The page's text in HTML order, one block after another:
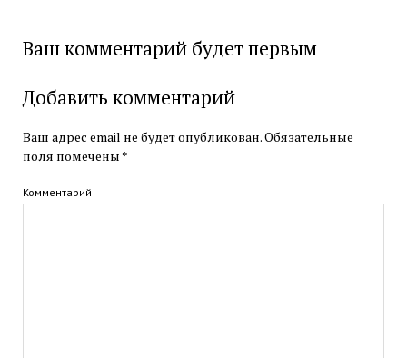
Ваш комментарий будет первым
Добавить комментарий
Ваш адрес email не будет опубликован.Обязательные
поля помечены *
Комментарий